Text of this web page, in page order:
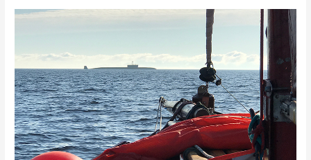
Парусно-
«Морошка».
Переход
с
Соловков
в
Архангельск.
29-